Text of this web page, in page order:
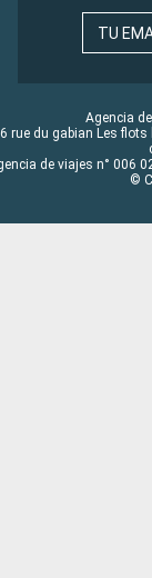
TU
Agencia
rue du gabian Les
de viajes n° 006
©